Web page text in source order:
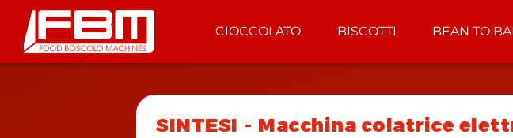
CIOCCOLATO BISCOTTI BEAN TO
SINTESI - Macchina colatrice